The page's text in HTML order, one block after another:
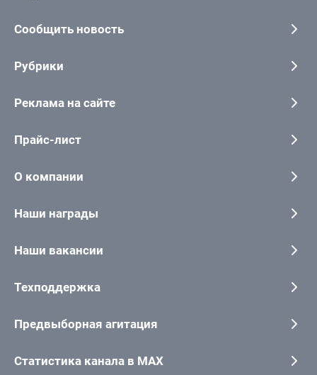
Сообщить новость
Рубрики
Реклама на сайте
Прайс-лист
О компании
Наши награды
Наши вакансии
Техподдержка
Предвыборная агитация
Статистика канала в MAX